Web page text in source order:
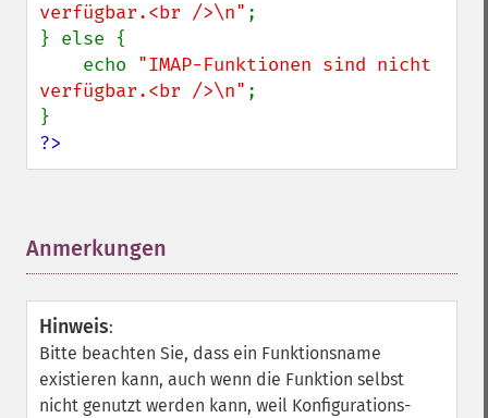
verfügbar.<br />\n" ;
} else {
    echo
"IMAP-Funktionen sind nicht
verfügbar.<br />\n" ;
?>
Anmerkungen
Hinweis:
Bitte beachten Sie, dass ein Funktionsname
existieren kann, auch wenn die Funktion selbst
nicht genutzt werden kann, weil Konfigurations-